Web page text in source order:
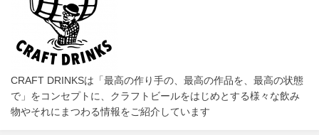
CRAFT DRINKSは「最高の作り手の、最高の作品を、最高の状態
で」をコンセプトに、クラフトビールをはじめとする様々な飲み
物やそれにまつわる情報をご紹介しています